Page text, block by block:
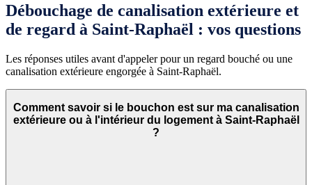
Débouchage de canalisation extérieure et
de regard à Saint-Raphaël : vos questions
Les réponses utiles avant d'appeler pour un regard bouché ou une
canalisation extérieure engorgée à Saint-Raphaël.
Comment savoir si le bouchon est sur ma canalisation
extérieure ou à l'intérieur du logement à Saint-Raphaël
?